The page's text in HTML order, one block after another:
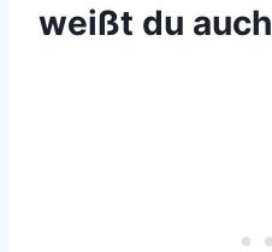
weißt du auch